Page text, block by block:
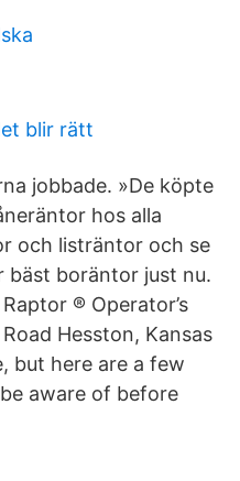
blir rätt
jobbade. »De köpte
hos alla
och listräntor och se
bäst boräntor just nu.
® Operator’s
Hesston, Kansas
but here are a few
aware of before